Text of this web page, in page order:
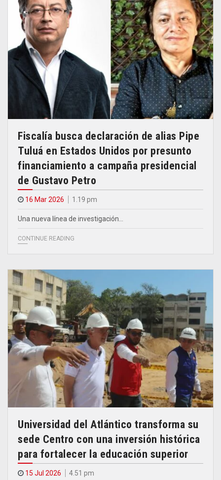
Fiscalía busca declaración de alias Pipe
Tuluá en Estados Unidos por presunto
financiamiento a campaña presidencial
de Gustavo Petro
16 Mar 2026 1.19 pm
Una nueva línea de investigación…
CONTINUE READING
Universidad del Atlántico transforma su
sede Centro con una inversión histórica
para fortalecer la educación superior
15 Jul 2026 4.51 pm